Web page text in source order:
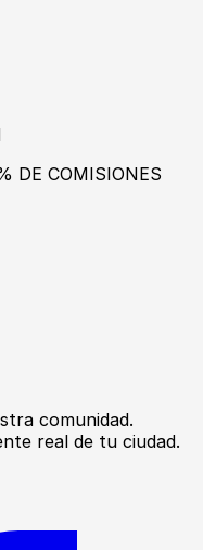
DE COMISIONES
comunidad.
real de tu ciudad.